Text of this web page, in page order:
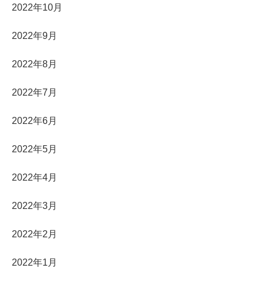
2022年10月
2022年9月
2022年8月
2022年7月
2022年6月
2022年5月
2022年4月
2022年3月
2022年2月
2022年1月